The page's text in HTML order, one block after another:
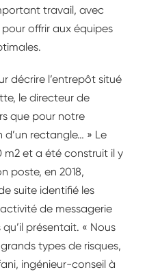
travail, avec
offrir aux équipes
décrire l’entrepôt situé
le directeur de
que pour notre
rectangle… » Le
et a été construit il y
poste, en 2018,
suite identifié les
de messagerie
présentait. « Nous
types de risques,
ingénieur-conseil à